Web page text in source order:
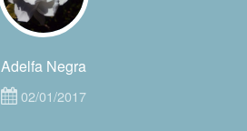
Adelfa Negra
02/01/2017